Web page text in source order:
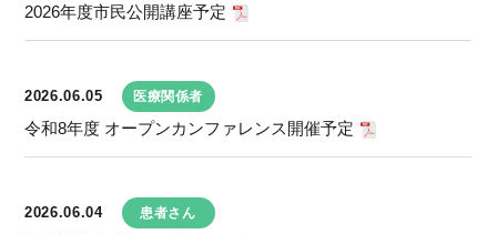
2026年度市民公開講座予定
2026.06.05 医療関係者
令和8年度 オープンカンファレンス開催予定
2026.06.04 患者さん